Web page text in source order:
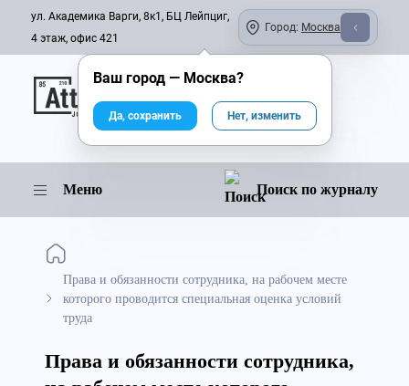
ул. Академика Варги, 8к1, БЦ Лейпциг,
4 этаж, офис 421
Город: Москва
Онлайн-журнал
Меню Поиск по журналу
Права и обязанности сотрудника, на рабочем месте
которого проводится специальная оценка условий
труда
Права и обязанности сотрудника,
Ваш город — Москва?
Да, сохранить Нет, изменить